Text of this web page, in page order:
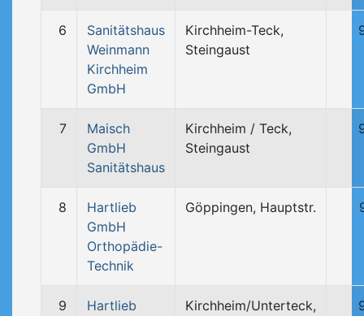
6
Sanitätshaus
Weinmann
Kirchheim
GmbH
Kirchheim-Teck,
Steingaust
7
Maisch
GmbH
Sanitätshaus
Kirchheim / Teck,
Steingaust
8
Hartlieb
GmbH
Orthopädie-
Technik
Göppingen, Hauptstr.
9
Hartlieb
Kirchheim/Unterteck,